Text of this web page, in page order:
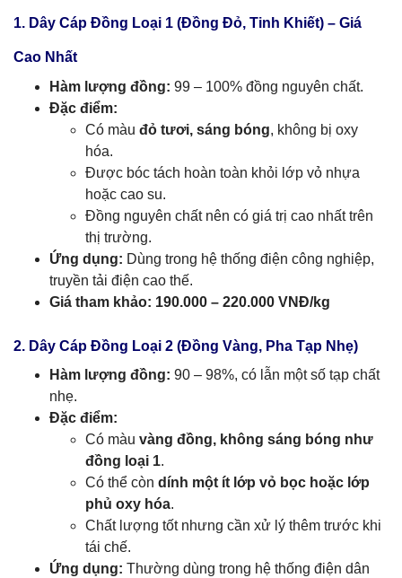
1. Dây Cáp Đồng Loại 1 (Đồng Đỏ, Tinh Khiết) – Giá
Cao Nhất
Hàm lượng đồng: 99 – 100% đồng nguyên chất.
Đặc điểm:
Có màu đỏ tươi, sáng bóng, không bị oxy
hóa.
Được bóc tách hoàn toàn khỏi lớp vỏ nhựa
hoặc cao su.
Đồng nguyên chất nên có giá trị cao nhất trên
thị trường.
Ứng dụng: Dùng trong hệ thống điện công nghiệp,
truyền tải điện cao thế.
Giá tham khảo: 190.000 – 220.000 VNĐ/kg
2. Dây Cáp Đồng Loại 2 (Đồng Vàng, Pha Tạp Nhẹ)
Hàm lượng đồng: 90 – 98%, có lẫn một số tạp chất
nhẹ.
Đặc điểm:
Có màu vàng đồng, không sáng bóng như
đồng loại 1.
Có thể còn dính một ít lớp vỏ bọc hoặc lớp
phủ oxy hóa.
Chất lượng tốt nhưng cần xử lý thêm trước khi
tái chế.
Ứng dụng: Thường dùng trong hệ thống điện dân